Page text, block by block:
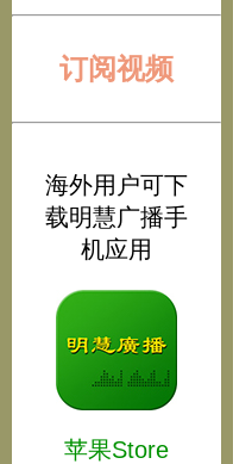
订阅视频
海外用户可下
载明慧广播手
机应用
苹果Store